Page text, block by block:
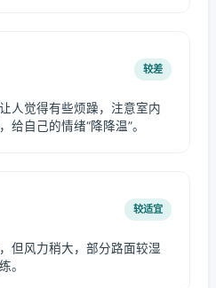
较差
人觉得有些烦躁，注意室内
给自己的情绪“降降温”。
较适宜
但风力稍大，部分路面较湿
。